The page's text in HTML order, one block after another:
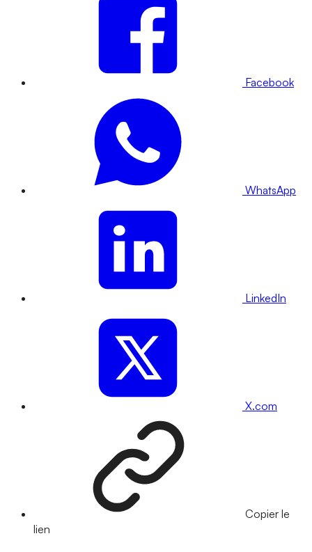
Facebook
WhatsApp
LinkedIn
X.com
Copier le
lien